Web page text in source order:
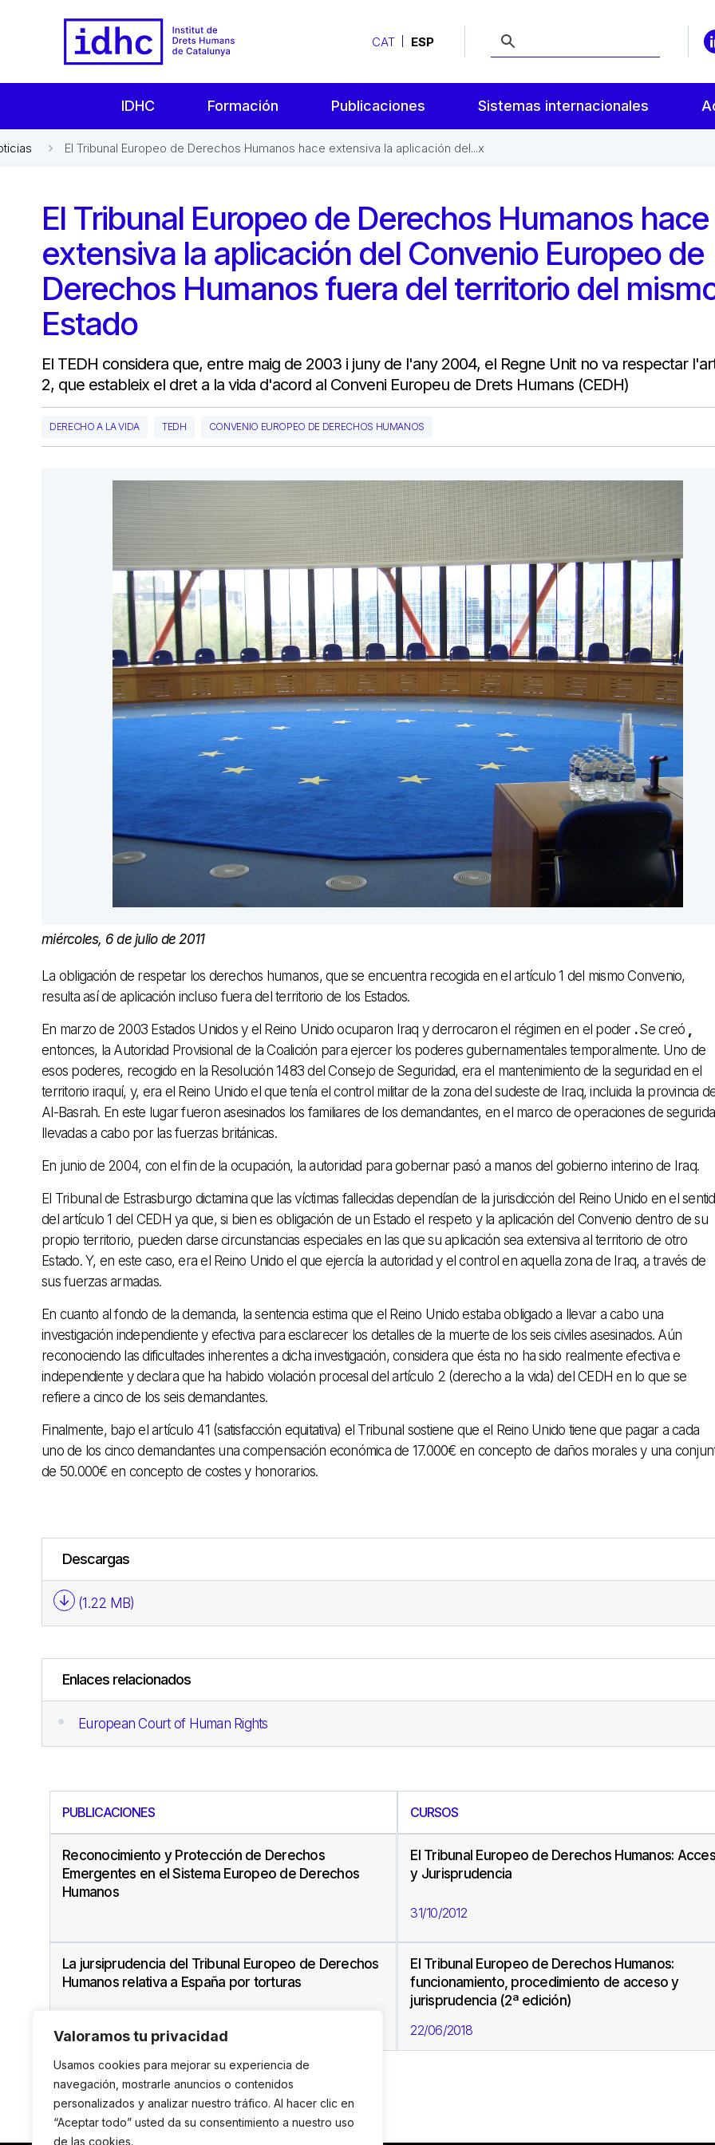
Valoramos tu privacidad
Usamos cookies para mejorar su experiencia de
navegación, mostrarle anuncios o contenidos
personalizados y analizar nuestro tráfico. Al hacer clic en
“Aceptar todo” usted da su consentimiento a nuestro uso
de las cookies.
CAT ESP
IDHC Formación Publicaciones Sistemas internacionales
El Tribunal Europeo de Derechos Humanos hace extensiva la aplicación del...x
El Tribunal Europeo de Derechos Humanos hace
extensiva la aplicación del Convenio Europeo de
Derechos Humanos fuera del territorio del
Estado
El TEDH considera que, entre maig de 2003 i juny de l'any 2004, el Regne Unit no va respectar
2, que estableix el dret a la vida d'acord al Conveni Europeu de Drets Humans (CEDH)
DERECHO A LA VIDA TEDH CONVENIO EUROPEO DE DERECHOS HUMANOS
miércoles, 6 de julio de 2011
La obligación de respetar los derechos humanos, que se encuentra recogida en el artículo 1 del mismo Convenio,
resulta así de aplicación incluso fuera del territorio de los Estados.
En marzo de 2003 Estados Unidos y el Reino Unido ocuparon Iraq y derrocaron el régimen en el poder .Se creó ,
entonces, la Autoridad Provisional de la Coalición para ejercer los poderes gubernamentales temporalmente. Uno de
esos poderes, recogido en la Resolución 1483 del Consejo de Seguridad, era el mantenimiento de la seguridad en el
territorio iraquí, y, era el Reino Unido el que tenía el control militar de la zona del sudeste de Iraq, incluida la provincia
Al-Basrah. En este lugar fueron asesinados los familiares de los demandantes, en el marco de operaciones de
llevadas a cabo por las fuerzas británicas.
En junio de 2004, con el fin de la ocupación, la autoridad para gobernar pasó a manos del gobierno interino de Iraq.
El Tribunal de Estrasburgo dictamina que las víctimas fallecidas dependían de la jurisdicción del Reino Unido en el
del artículo 1 del CEDH ya que, si bien es obligación de un Estado el respeto y la aplicación del Convenio dentro de su
propio territorio, pueden darse circunstancias especiales en las que su aplicación sea extensiva al territorio de otro
Estado. Y, en este caso, era el Reino Unido el que ejercía la autoridad y el control en aquella zona de Iraq, a través de
sus fuerzas armadas.
En cuanto al fondo de la demanda, la sentencia estima que el Reino Unido estaba obligado a llevar a cabo una
investigación independiente y efectiva para esclarecer los detalles de la muerte de los seis civiles asesinados. Aún
reconociendo las dificultades inherentes a dicha investigación, considera que ésta no ha sido realmente efectiva e
independiente y declara que ha habido violación procesal del artículo 2 (derecho a la vida) del CEDH en lo que se
refiere a cinco de los seis demandantes.
Finalmente, bajo el artículo 41 (satisfacción equitativa) el Tribunal sostiene que el Reino Unido tiene que pagar a cada
uno de los cinco demandantes una compensación económica de 17.000€ en concepto de daños morales y una
de 50.000€ en concepto de costes y honorarios.
Descargas
(1.22 MB)
Enlaces relacionados
European Court of Human Rights
PUBLICACIONES
Reconocimiento y Protección de Derechos
Emergentes en el Sistema Europeo de Derechos
Humanos
La jursiprudencia del Tribunal Europeo de Derechos
Humanos relativa a España por torturas
CURSOS
El Tribunal Europeo de Derechos Humanos:
y Jurisprudencia
31/10/2012
El Tribunal Europeo de Derechos Humanos:
funcionamiento, procedimiento de acceso y
jurisprudencia (2ª edición)
22/06/2018